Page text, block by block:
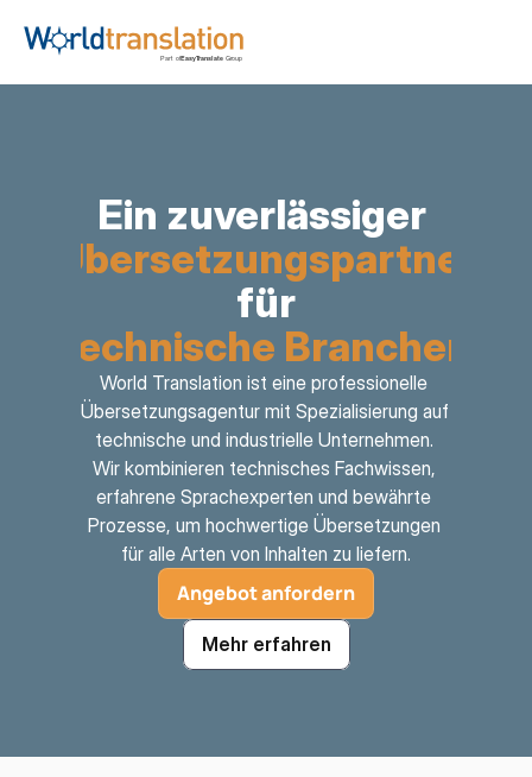
Ein zuverlässiger
Übersetzungspartner
für
technische Branchen
World Translation ist eine professionelle
Übersetzungsagentur mit Spezialisierung auf
technische und industrielle Unternehmen.
Wir kombinieren technisches Fachwissen,
erfahrene Sprachexperten und bewährte
Prozesse, um hochwertige Übersetzungen
für alle Arten von Inhalten zu liefern.
Angebot anfordern
Mehr erfahren